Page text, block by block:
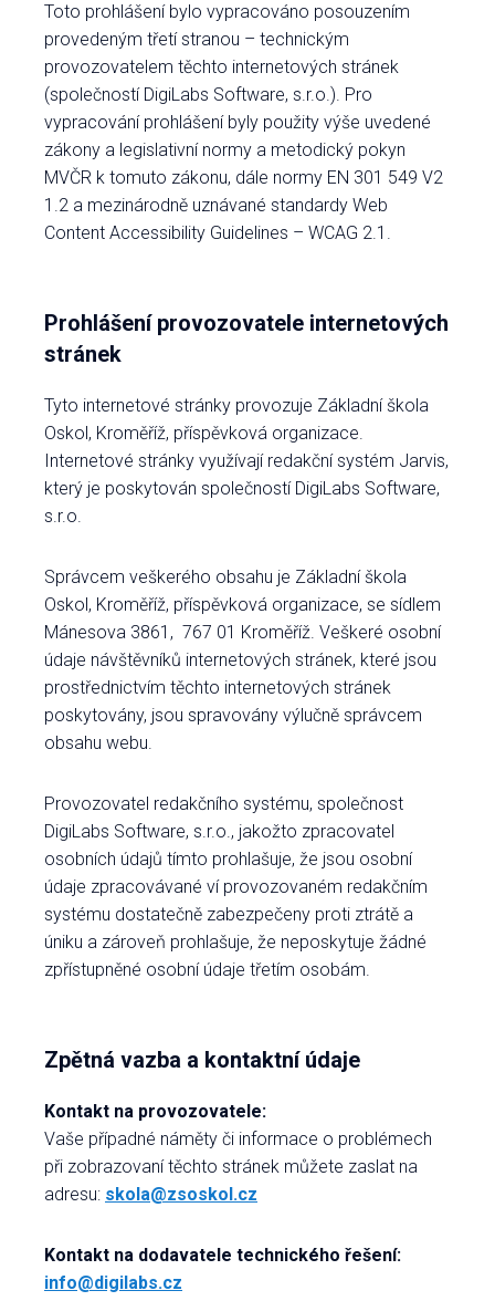
Toto prohlášení bylo vypracováno posouzením
provedeným třetí stranou – technickým
provozovatelem těchto internetových stránek
(společností DigiLabs Software, s.r.o.). Pro
vypracování prohlášení byly použity výše uvedené
zákony a legislativní normy a metodický pokyn
MVČR k tomuto zákonu, dále normy EN 301 549 V2
1.2 a mezinárodně uznávané standardy Web
Content Accessibility Guidelines – WCAG 2.1.
Prohlášení provozovatele internetových
stránek
Tyto internetové stránky provozuje Základní škola
Oskol, Kroměříž, příspěvková organizace.
Internetové stránky využívají redakční systém Jarvis,
který je poskytován společností DigiLabs Software,
s.r.o.
Správcem veškerého obsahu je Základní škola
Oskol, Kroměříž, příspěvková organizace, se sídlem
Mánesova 3861, 767 01 Kroměříž. Veškeré osobní
údaje návštěvníků internetových stránek, které jsou
prostřednictvím těchto internetových stránek
poskytovány, jsou spravovány výlučně správcem
obsahu webu.
Provozovatel redakčního systému, společnost
DigiLabs Software, s.r.o., jakožto zpracovatel
osobních údajů tímto prohlašuje, že jsou osobní
údaje zpracovávané ví provozovaném redakčním
systému dostatečně zabezpečeny proti ztrátě a
úniku a zároveň prohlašuje, že neposkytuje žádné
zpřístupněné osobní údaje třetím osobám.
Zpětná vazba a kontaktní údaje
Kontakt na provozovatele:
Vaše případné náměty či informace o problémech
při zobrazovaní těchto stránek můžete zaslat na
adresu: skola@zsoskol.cz
Kontakt na dodavatele technického řešení:
info@digilabs.cz